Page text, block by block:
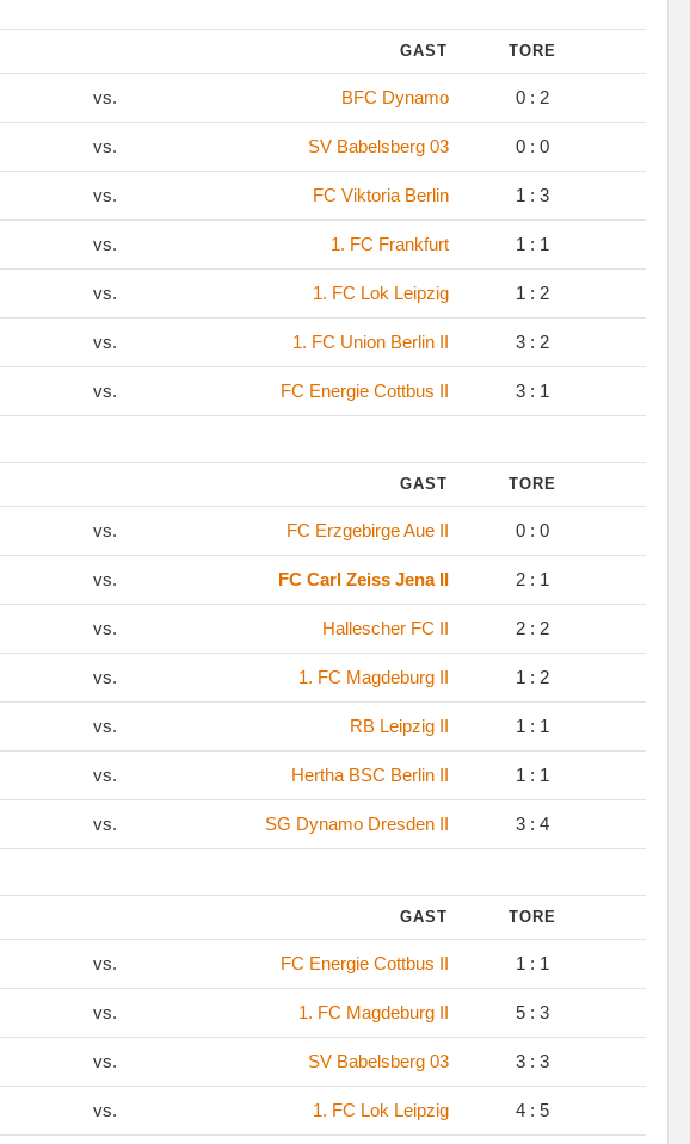
GAST TORE
vs. BFC Dynamo 0 : 2
vs. SV Babelsberg 03 0 : 0
vs. FC Viktoria Berlin 1 : 3
vs. 1. FC Frankfurt 1 : 1
vs. 1. FC Lok Leipzig 1 : 2
vs. 1. FC Union Berlin II 3 : 2
vs. FC Energie Cottbus II 3 : 1
GAST TORE
vs. FC Erzgebirge Aue II 0 : 0
vs. FC Carl Zeiss Jena II 2 : 1
vs. Hallescher FC II 2 : 2
vs. 1. FC Magdeburg II 1 : 2
vs. RB Leipzig II 1 : 1
vs. Hertha BSC Berlin II 1 : 1
vs. SG Dynamo Dresden II 3 : 4
GAST TORE
vs. FC Energie Cottbus II 1 : 1
vs. 1. FC Magdeburg II 5 : 3
vs. SV Babelsberg 03 3 : 3
vs. 1. FC Lok Leipzig 4 : 5